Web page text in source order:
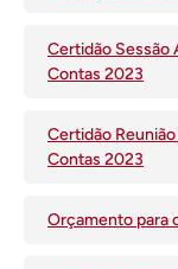
Certidão Sessão
Contas 2023
Certidão
Contas 2023
Orçamento para